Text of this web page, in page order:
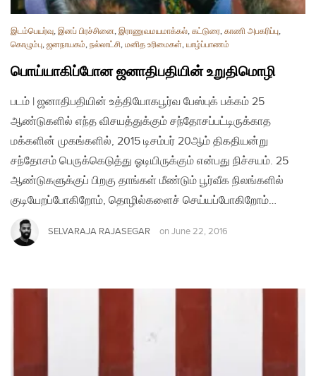
இடம்பெயர்வு, இனப் பிரச்சினை, இராணுவமயமாக்கல், கட்டுரை, காணி அபகரிப்பு,
கொழும்பு, ஜனநாயகம், நல்லாட்சி, மனித உரிமைகள், யாழ்ப்பாணம்
பொய்யாகிப்போன ஜனாதிபதியின் உறுதிமொழி
படம் | ஜனாதிபதியின் உத்தியோகபூர்வ பேஸ்புக் பக்கம் 25
ஆண்டுகளில் எந்த விசயத்துக்கும் சந்தோசப்பட்டிருக்காத
மக்களின் முகங்களில், 2015 டிசம்பர் 20ஆம் திகதியன்று
சந்தோசம் பெருக்கெடுத்து ஓடியிருக்கும் என்பது நிச்சயம். 25
ஆண்டுகளுக்குப் பிறகு தாங்கள் மீண்டும் பூர்வீக நிலங்களில்
குடியேறப்போகிறோம், தொழில்களைச் செய்யப்போகிறோம்…
SELVARAJA RAJASEGAR on June 22, 2016